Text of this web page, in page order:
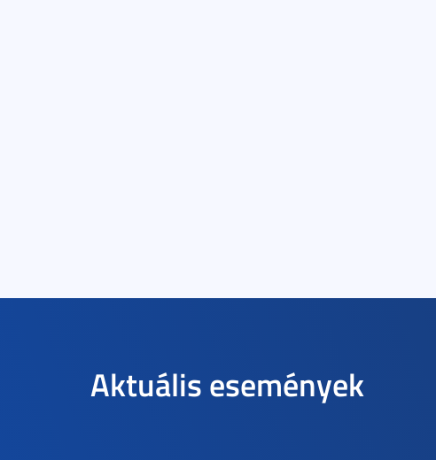
Aktuális események